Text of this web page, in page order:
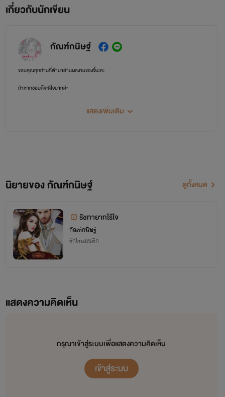
เกี่ยวกับนักเขียน
กัณฑ์กนิษฐ์
ขอบคุณทุกท่านที่เข้ามาอ่านผลงานของจี้นะคะ
ถ้าหากชอบก็จะดีใจมากค่ะ
แสดงเพิ่มเติม
นิยายของ กัณฑ์กนิษฐ์ ดูทั้งหมด
รัชทายาทไร้ใจ
กัณฑ์กนิษฐ์
รักโรแมนติก
แสดงความคิดเห็น
กรุณาเข้าสู่ระบบเพื่อแสดงความคิดเห็น
เข้าสู่ระบบ